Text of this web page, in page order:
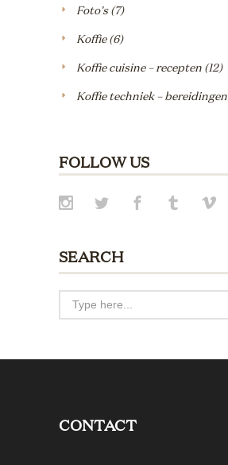
Foto's(7)
Koffie(6)
Koffie cuisine – recepten(12)
Koffie techniek – bereidingen
FOLLOW US
SEARCH
CONTACT